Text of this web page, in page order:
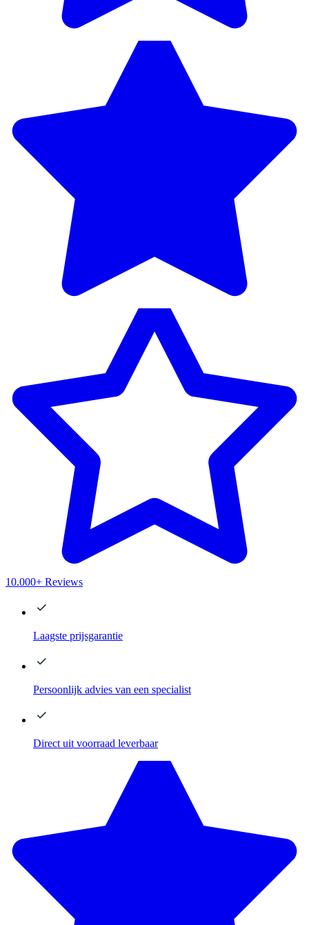
10.000+ Reviews
Laagste prijsgarantie
Persoonlijk advies van een specialist
Direct uit voorraad leverbaar